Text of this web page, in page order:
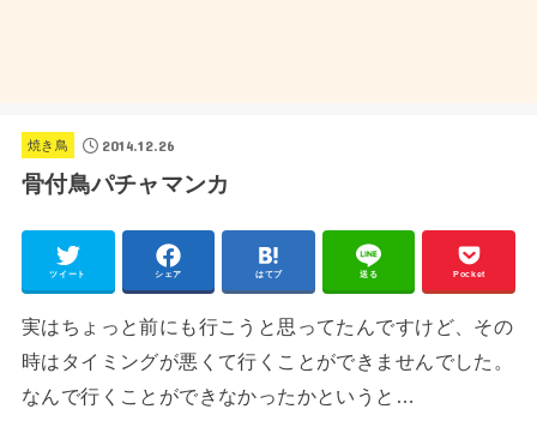
焼き鳥 2014.12.26
骨付鳥パチャマンカ
ツイート シェア はてブ 送る Pocket
実はちょっと前にも行こうと思ってたんですけど、その
時はタイミングが悪くて行くことができませんでした。
なんで行くことができなかったかというと…